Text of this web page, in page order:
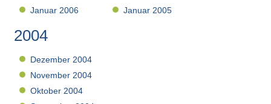
Januar 2006
Januar 2005
2004
Dezember 2004
November 2004
Oktober 2004